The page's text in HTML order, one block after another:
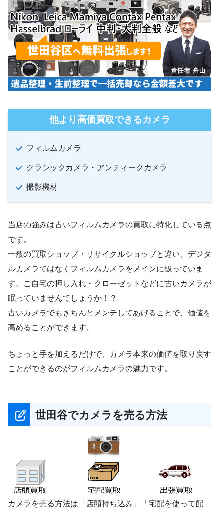
他より高価買取できるカメラ
フィルムカメラ
クラシックカメラ・アンティークカメラ
撮影機材
当店の強みは古いフィルムカメラの買取に特化している点
です。
一般の買取ショップ・リサイクルショップと違い、デジタ
ルカメラではなくフィルムカメラをメインに扱っていま
す。ご自宅の押し入れ・クローゼットなどに古いカメラが
眠っていませんでしょうか！？
古いカメラでもきちんとメンテしてあげることで、価値を
高めることができます。
ちょっと手を加えるだけで、カメラ本来の価値を取り戻す
ことができるのがフィルムカメラの魅力です。
世田谷でカメラを売る方法
カメラを売る方法は「店頭持ち込み」「宅配を使って配